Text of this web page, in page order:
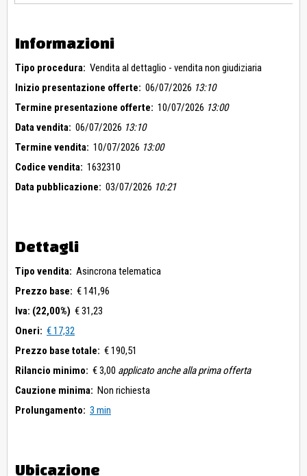
Informazioni
Tipo procedura: Vendita al dettaglio - vendita non giudiziaria
Inizio presentazione offerte: 06/07/2026 13:10
Termine presentazione offerte: 10/07/2026 13:00
Data vendita: 06/07/2026 13:10
Termine vendita: 10/07/2026 13:00
Codice vendita: 1632310
Data pubblicazione: 03/07/2026 10:21
Dettagli
Tipo vendita: Asincrona telematica
Prezzo base: € 141,96
Iva: (22,00%) € 31,23
Oneri: € 17,32
Prezzo base totale: € 190,51
Rilancio minimo: € 3,00 applicato anche alla prima offerta
Cauzione minima: Non richiesta
Prolungamento: 3 min
Ubicazione